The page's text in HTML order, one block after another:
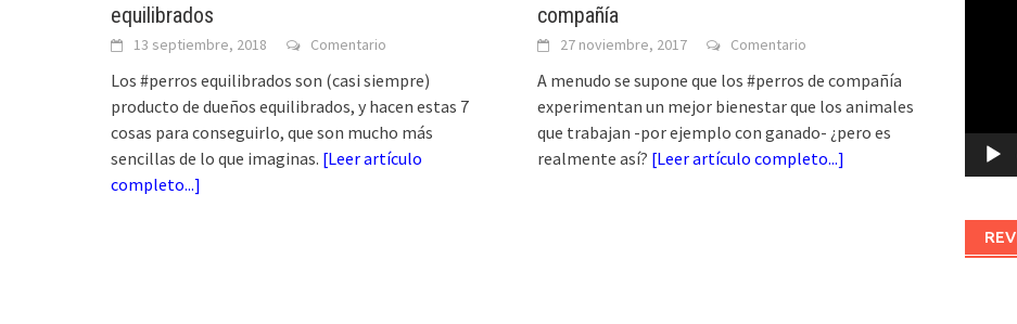
equilibrados
13 septiembre, 2018 Comentario
Los #perros equilibrados son (casi siempre)
producto de dueños equilibrados, y hacen estas 7
cosas para conseguirlo, que son mucho más
sencillas de lo que imaginas. [Leer artículo
completo...]
compañía
27 noviembre, 2017 Comentario
A menudo se supone que los #perros de compañía
experimentan un mejor bienestar que los animales
que trabajan -por ejemplo con ganado- ¿pero es
realmente así? [Leer artículo completo...]